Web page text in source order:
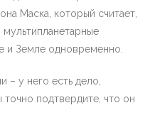
Маска, который считает,
и Земле одновременно.
– у него есть дело,
подтвердите, что он